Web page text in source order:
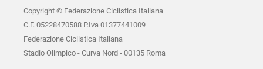
Copyright © Federazione Ciclistica Italiana
C.F. 05228470588 P.Iva 01377441009
Federazione Ciclistica Italiana
Stadio Olimpico - Curva Nord - 00135 Roma